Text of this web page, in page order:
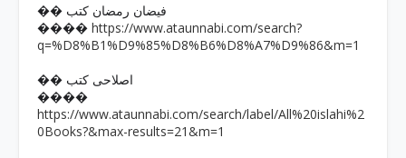
�� فیضان رمضان کتب
���� https://www.ataunnabi.com/search?
q=%D8%B1%D9%85%D8%B6%D8%A7%D9%86&m=1
�� اصلاحی کتب
����
https://www.ataunnabi.com/search/label/All%20islahi%2
0Books?&max-results=21&m=1